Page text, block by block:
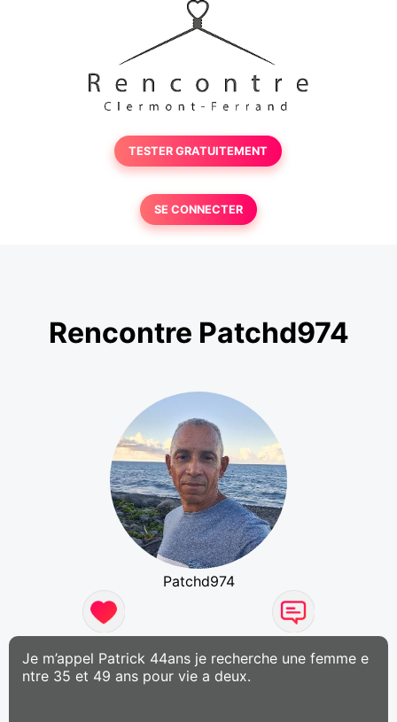
TESTER GRATUITEMENT
SE CONNECTER
Rencontre Patchd974
Patchd974
Je m’appel Patrick 44ans je recherche une femme e
ntre 35 et 49 ans pour vie a deux.